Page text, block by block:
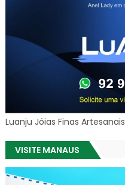
Luanju Jóias Finas Artesanais
VISITE MANAUS